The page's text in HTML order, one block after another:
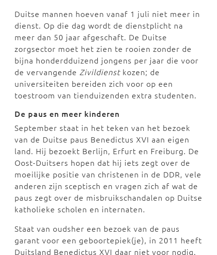
Duitse mannen hoeven vanaf 1 juli niet meer in
dienst. Op die dag wordt de dienstplicht na
meer dan 50 jaar afgeschaft. De Duitse
zorgsector moet het zien te rooien zonder de
bijna honderdduizend jongens per jaar die voor
de vervangende Zivildienstkozen; de
universiteiten bereiden zich voor op een
toestroom van tienduizenden extra studenten.
De paus en meer kinderen
September staat in het teken van het bezoek
van de Duitse paus Benedictus XVI aan eigen
land. Hij bezoekt Berlijn, Erfurt en Freiburg. De
Oost-Duitsers hopen dat hij iets zegt over de
moeilijke positie van christenen in de DDR, vele
anderen zijn sceptisch en vragen zich af wat de
paus zegt over de misbruikschandalen op Duitse
katholieke scholen en internaten.
Staat van oudsher een bezoek van de paus
garant voor een geboortepiek(je), in 2011 heeft
Duitsland Benedictus XVI daar niet voor nodig.